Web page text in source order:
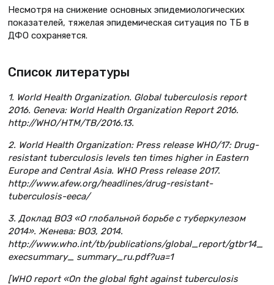
Несмотря на снижение основных эпидемиологических
показателей, тяжелая эпидемическая ситуация по ТБ в
ДФО сохраняется.
Список литературы
1. World Health Organization. Global tuberculosis report
2016. Geneva: World Health Organization Report 2016.
http://WHO/HTM/TB/2016.13.
2. World Health Organization: Press release WHO/17: Drug-
resistant tuberculosis levels ten times higher in Eastern
Europe and Central Asia. WHO Press release 2017.
http://www.afew.org/headlines/drug-resistant-
tuberculosis-eeca/
3. Доклад ВОЗ «О глобальной борьбе с туберкулезом
2014». Женева: ВОЗ, 2014.
http://www.who.int/tb/publications/global_report/gtbr14_
execsummary_ summary_ru.pdf?ua=1
[WHO report «On the global fight against tuberculosis